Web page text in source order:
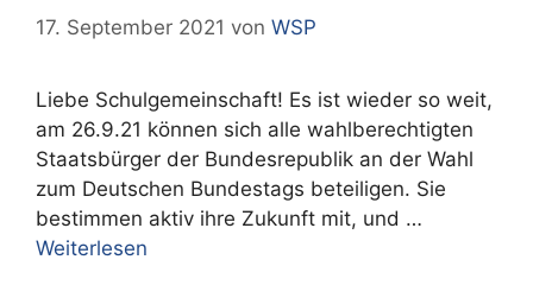
17. September 2021 von WSP
Liebe Schulgemeinschaft! Es ist wieder so weit,
am 26.9.21 können sich alle wahlberechtigten
Staatsbürger der Bundesrepublik an der Wahl
zum Deutschen Bundestags beteiligen. Sie
bestimmen aktiv ihre Zukunft mit, und …
Weiterlesen